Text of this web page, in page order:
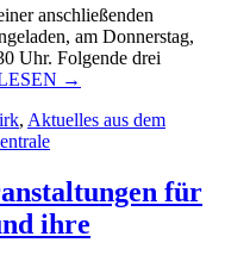
anschließenden
am Donnerstag,
Uhr. Folgende drei
„Vortrag
Diskussion
„Ernährung““
→
, Aktuelles aus dem
für
ihre